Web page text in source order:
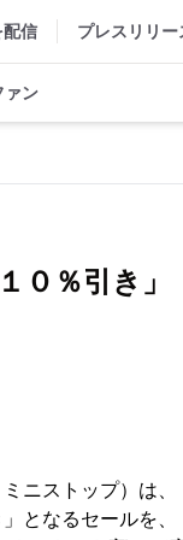
配信 プレスリリー
ァン
０％引き」
ニストップ）は、
となるセールを、